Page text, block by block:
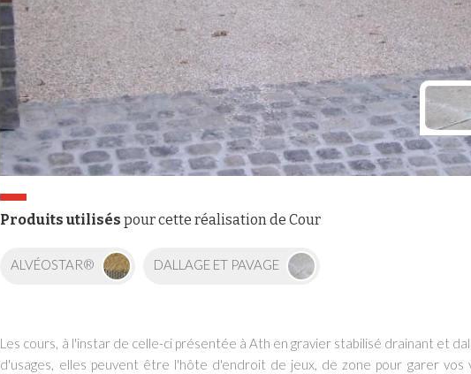
Produits utilisés pour cette réalisation de Cour
ALVÉOSTAR® DALLAGE ET PAVAGE
Les cours, à l'instar de celle-ci présentée à Ath en gravier stabilisé drainant et
d'usages, elles peuvent être l'hôte d'endroit de jeux, de zone pour garer vos